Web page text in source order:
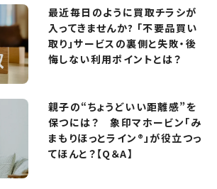
最近毎日のように買取チラシが
入ってきませんか? 「不要品買い
取り」サービスの裏側と失敗・後
悔しない利用ポイントとは？
親子の“ちょうどいい距離感”を
保つには？ 象印マホービン「み
まもりほっとライン®」が役立つっ
てほんと？【Q＆A】